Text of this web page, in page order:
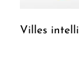
Villes